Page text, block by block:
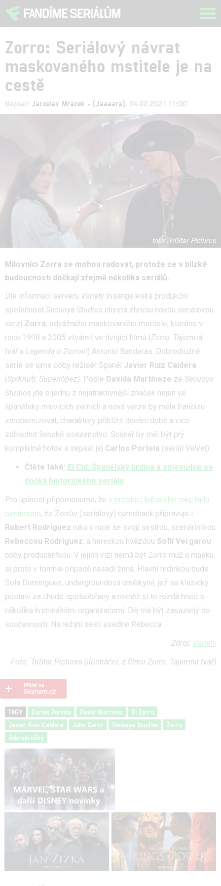
Zorro: Seriálový návrat
maskovaného mstitele je na
cestě
Napsal: Jaroslav Mrázek - (Jaaaara) , 04.02.2021 11:00
TriStar Pictures
Milovníci Zorra se mohou radovat, protože se v blízké
budoucnosti dočkají zřejmě několika seriálů.
Dle informací serveru Variety losangeleská produkční
společnost Secuoya Studios chystá zbrusu novou seriálovou
verzi Zorra, odvážného maskovaného mstitele, kterého v
roce 1998 a 2005 ztvárnil ve dvojici filmů (Zorro: Tajemná
tvářa Legenda o Zorrovi) Antonio Banderas. Dobrodružné
série se ujme coby režisér Španěl Javier Ruiz Caldera
(Spiknutí, Superlópez). Podle Davida Martíneze ze Secuoya
Studios jde o jednu z nejatraktivnější značek nejen ve
španělsky mluvících zemích a nová verze by měla frančízu
zmodernizovat, charaktery přiblížit dnešní době a více
zohlednit ženské osazenstvo. Scénář by měl být prý
kompletně hotov a sepsal jej Carlos Portela (seriál Velvet).
Čtěte také: El Cid: Španělský hrdina a vojevůdce se
dočká historického seriálu
Pro úplnost připomeneme, že v prosinci loňského roku bylo
oznámeno, že Zorrův (seriálový) comeback připravuje i
Robert Rodriguez ruku v ruce se svojí sestrou, scenáristkou
Rebeccou Rodriguez, a hereckou hvězdou Sofií Vergarou
coby producentkou. V jejich vizi nemá být Zorro muž a masku
si proto v tomhle případě nasadí žena. Hlavní hrdinkou bude
Sola Dominguez, undergroundová umělkyně, jež se klasicky
postaví za chudé spoluobčany a rovněž si to rozdá hned s
několika kriminálními organizacemi. Děj má být zasazený do
současnosti. Na režijní sesli usedne Rebecca.
Zdroj: Variety
Foto: TriStar Pictures (ilustrační, z filmu Zorro: Tajemná tvář)
TAGY Carlos Portela David Martínez
El Zorro
Javier Ruiz Caldera
John Gertz Secuoya Studios
Zorro
dobrodružný